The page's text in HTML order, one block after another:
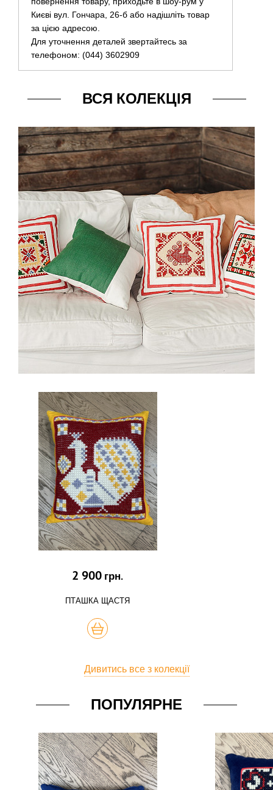
Києві вул. Гончара, 26-б або надішліть товар
за цією адресою.
Для уточнення деталей звертайтесь за
телефоном: (044) 3602909
ВСЯ КОЛЕКЦІЯ
2 900 грн.
ПТАШКА ЩАСТЯ
КУПИТЬ
Дивитись все з колекції
ПОПУЛЯРНЕ